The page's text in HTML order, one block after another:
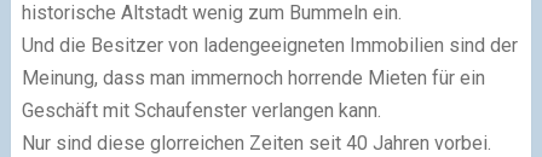
historische Altstadt wenig zum Bummeln ein.
Und die Besitzer von ladengeeigneten Immobilien sind der
Meinung, dass man immernoch horrende Mieten für ein
Geschäft mit Schaufenster verlangen kann.
Nur sind diese glorreichen Zeiten seit 40 Jahren vorbei.